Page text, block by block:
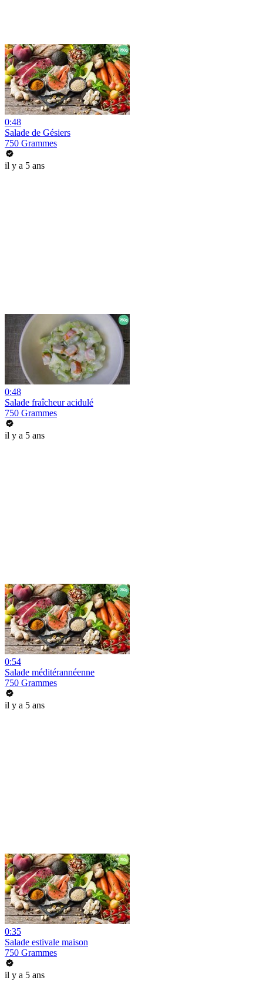
0:48
Salade de Gésiers
750 Grammes
il y a 5 ans
0:48
Salade fraîcheur acidulé
750 Grammes
il y a 5 ans
0:54
Salade méditérannéenne
750 Grammes
il y a 5 ans
0:35
Salade estivale maison
750 Grammes
il y a 5 ans